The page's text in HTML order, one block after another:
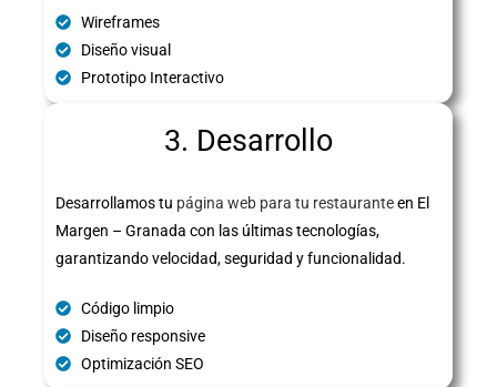
Wireframes
Diseño visual
Prototipo Interactivo
3. Desarrollo
Desarrollamos tu página web para tu restauranteen El
Margen – Granada con las últimas tecnologías,
garantizando velocidad, seguridad y funcionalidad.
Código limpio
Diseño responsive
Optimización SEO